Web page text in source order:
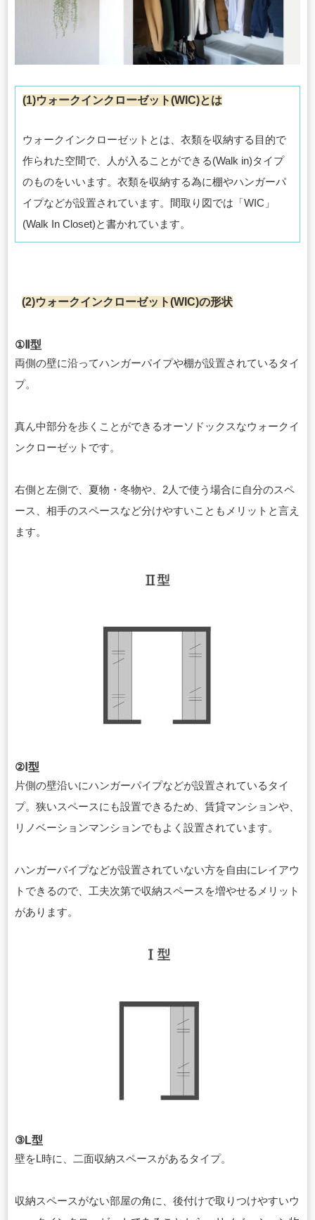
(1)ウォークインクローゼット(WIC)とは
ウォークインクローゼットとは、衣類を収納する目的で
作られた空間で、人が入ることができる(Walk in)タイプ
のものをいいます。衣類を収納する為に棚やハンガーパ
イプなどが設置されています。間取り図では「WIC」
(Walk In Closet)と書かれています。
(2)ウォークインクローゼット(WIC)の形状
①Ⅱ型
両側の壁に沿ってハンガーパイプや棚が設置されているタイ
プ。
真ん中部分を歩くことができるオーソドックスなウォークイ
ンクローゼットです。
右側と左側で、夏物・冬物や、2人で使う場合に自分のスペ
ース、相手のスペースなど分けやすいこともメリットと言え
ます。
②Ⅰ型
片側の壁沿いにハンガーパイプなどが設置されているタイ
プ。狭いスペースにも設置できるため、賃貸マンションや、
リノベーションマンションでもよく設置されています。
ハンガーパイプなどが設置されていない方を自由にレイアウ
トできるので、工夫次第で収納スペースを増やせるメリット
があります。
③L型
壁をL時に、二面収納スペースがあるタイプ。
収納スペースがない部屋の角に、後付けで取りつけやすいウ